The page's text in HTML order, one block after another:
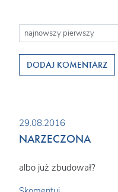
DODAJ KOMENTARZ
29.08.2016
NARZECZONA
albo już zbudował?